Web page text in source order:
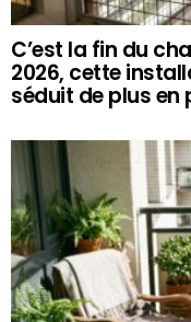
C’est la fin du
2026, cette
séduit de plus